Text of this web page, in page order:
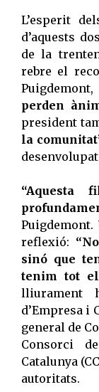
L’esperit
d’aquests
de la
rebre el
Puigdemont,
perden
president
la
“Aquesta
reflexió:
sinó que
tenim tot
lliurament
d’Empresa i
general de
Consorci
Catalunya
autoritats.